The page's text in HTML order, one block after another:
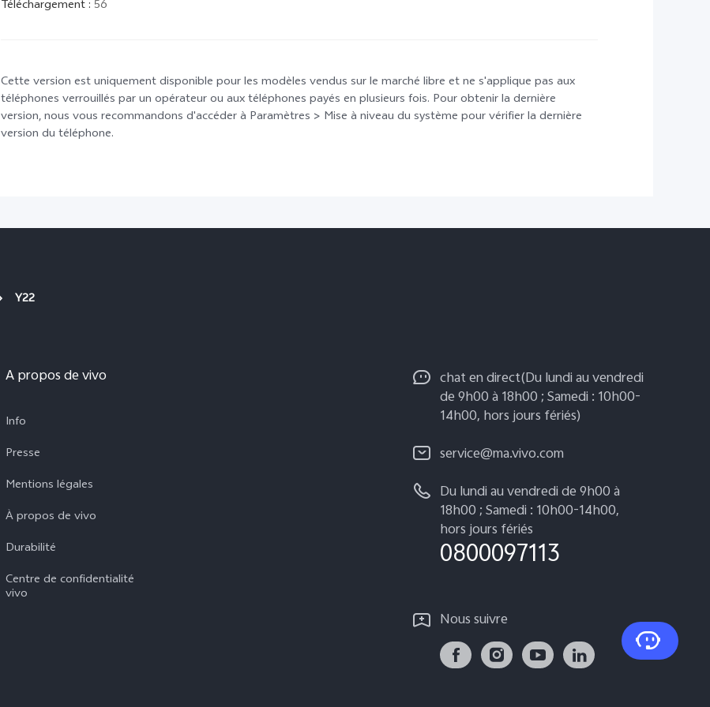
Téléchargement: 56
Cette version est uniquement disponible pour les modèles vendus sur le marché libre et ne s'applique pas aux
téléphones verrouillés par un opérateur ou aux téléphones payés en plusieurs fois. Pour obtenir la dernière
version, nous vous recommandons d'accéder à Paramètres > Mise à niveau du système pour vérifier la dernière
version du téléphone.
Y22
A propos de vivo
Info
Presse
Mentions légales
À propos de vivo
Durabilité
Centre de confidentialité
vivo
chat en direct(Du lundi au vendredi
de 9h00 à 18h00 ; Samedi : 10h00-
14h00, hors jours fériés)
service@ma.vivo.com
Du lundi au vendredi de 9h00 à
18h00 ; Samedi : 10h00-14h00,
hors jours fériés
0800097113
Nous suivre